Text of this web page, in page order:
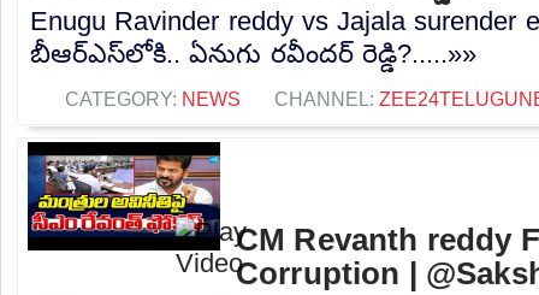
Enugu Ravinder reddy vs Jajala surender
బీఆర్ఎస్‌లోకి.. ఏనుగు రవీందర్ రెడ్డి?.....»»
CATEGORY: NEWS CHANNEL:
CM Revanth reddy
Corruption |